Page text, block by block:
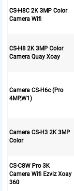
CS-H8C 2K 3MP Color
Camera Wifi
CS-H8 2K 3MP Color
Camera Quay Xoay
Camera CS-H6c (Pro
4MP,W1)
Camera CS-H3 2K 3MP
Color
CS-C8W Pro 3K
Camera Wifi Ezviz Xoay
360